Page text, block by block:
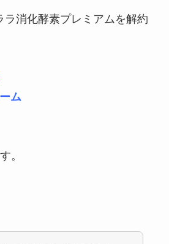
ラ消化酵素プレミアムを解約
ム
。